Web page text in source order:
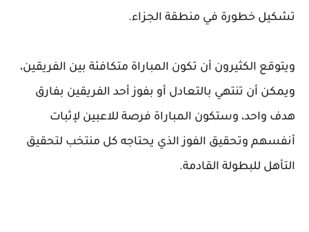
تشكيل خطورة في منطقة الجزاء.
ويتوقع الكثيرون أن تكون المباراة متكافئة بين الفريقين،
ويمكن أن تنتهي بالتعادل أو بفوز أحد الفريقين بفارق
هدف واحد، وستكون المباراة فرصة للاعبين لإثبات
أنفسهم وتحقيق الفوز الذي يحتاجه كل منتخب لتحقيق
التأهل للبطولة القادمة.